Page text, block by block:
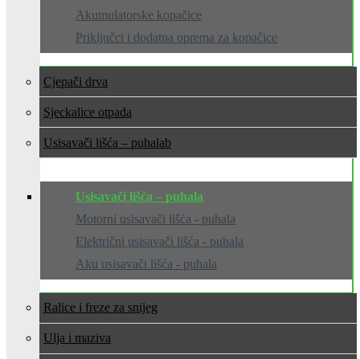
Akumulatorske kopačice
Priključci i dodatna oprema za kopačice
Cjepači drva
Sjeckalice otpada
Usisavači lišća – puhala
Usisavači lišća – puhala
Motorni usisavači lišća - puhala
Električni usisavači lišća - puhala
Aku usisavači lišća - puhala
Ralice i freze za snijeg
Ulja i maziva